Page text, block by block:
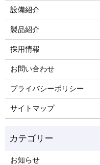
設備紹介
製品紹介
採用情報
お問い合わせ
プライバシーポリシー
サイトマップ
お知らせ